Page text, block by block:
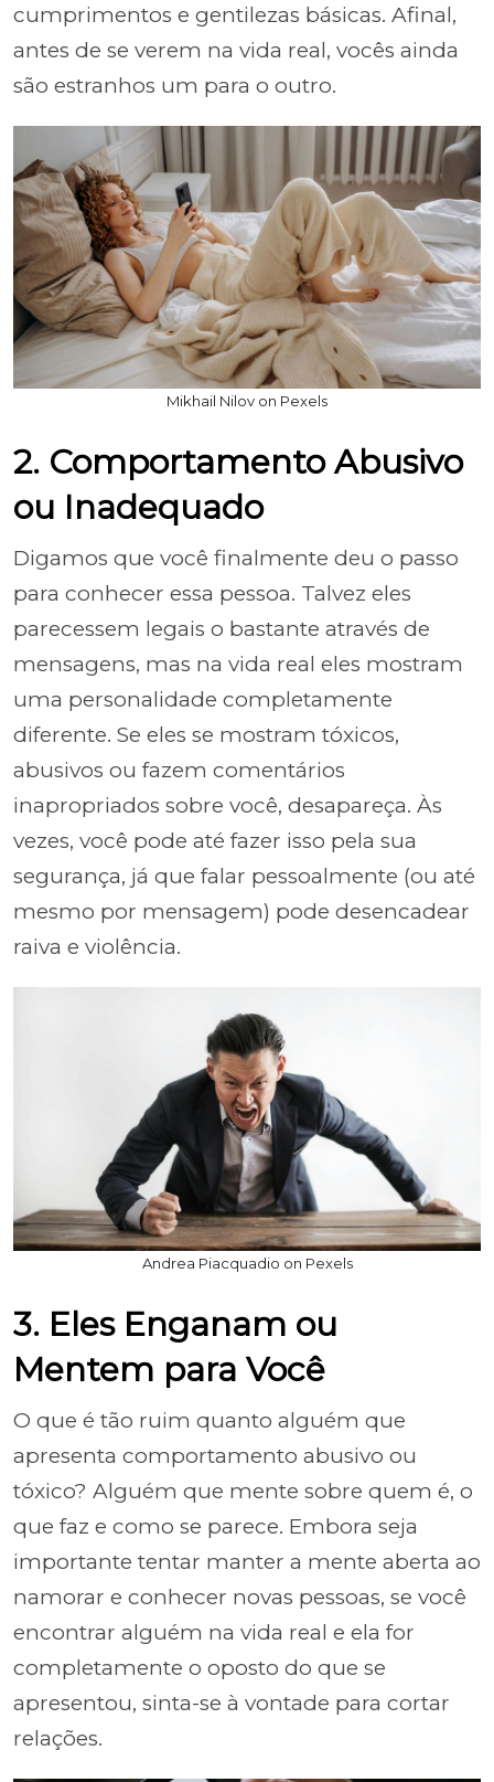
cumprimentos e gentilezas básicas. Afinal,
antes de se verem na vida real, vocês ainda
são estranhos um para o outro.
Mikhail Nilov on Pexels
2. Comportamento Abusivo
ou Inadequado
Digamos que você finalmente deu o passo
para conhecer essa pessoa. Talvez eles
parecessem legais o bastante através de
mensagens, mas na vida real eles mostram
uma personalidade completamente
diferente. Se eles se mostram tóxicos,
abusivos ou fazem comentários
inapropriados sobre você, desapareça. Às
vezes, você pode até fazer isso pela sua
segurança, já que falar pessoalmente (ou até
mesmo por mensagem) pode desencadear
raiva e violência.
Andrea Piacquadio on Pexels
3. Eles Enganam ou
Mentem para Você
O que é tão ruim quanto alguém que
apresenta comportamento abusivo ou
tóxico? Alguém que mente sobre quem é, o
que faz e como se parece. Embora seja
importante tentar manter a mente aberta ao
namorar e conhecer novas pessoas, se você
encontrar alguém na vida real e ela for
completamente o oposto do que se
apresentou, sinta-se à vontade para cortar
relações.